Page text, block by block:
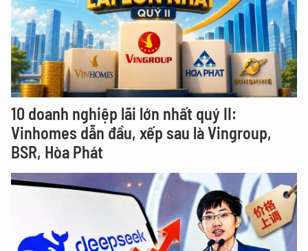
10 doanh nghiệp lãi lớn nhất quý II:
Vinhomes dẫn đầu, xếp sau là Vingroup,
BSR, Hòa Phát